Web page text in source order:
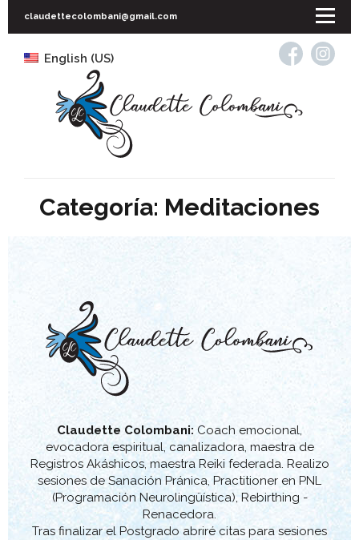
claudettecolombani@gmail.com
English (US)
INICIO
CURSOS
MEDITACIONES
CONTACTO
Categoría: Meditaciones
Claudette Colombani: Coach emocional,
evocadora espiritual, canalizadora, maestra de
Registros Akáshicos, maestra Reiki federada. Realizo
sesiones de Sanación Pránica, Practitioner en PNL
(Programación Neurolingüística), Rebirthing -
Renacedora.
Tras finalizar el Postgrado abriré citas para sesiones